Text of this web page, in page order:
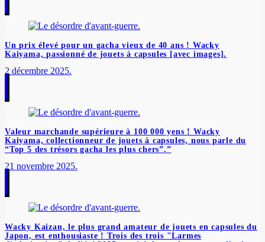
Un prix élevé pour un gacha vieux de 40 ans ! Wacky
Kaiyama, passionné de jouets à capsules [avec images].
2 décembre 2025.
Valeur marchande supérieure à 100 000 yens ! Wacky
Kaiyama, collectionneur de jouets à capsules, nous parle du
“Top 5 des trésors gacha les plus chers”.”
21 novembre 2025.
Wacky Kaizan, le plus grand amateur de jouets en capsules du
Japon, est enthousiaste ! Trois des trois "Larmes